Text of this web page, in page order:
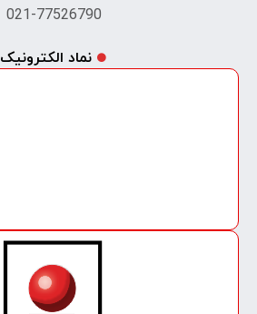
021-77526790
نماد الکترونیک